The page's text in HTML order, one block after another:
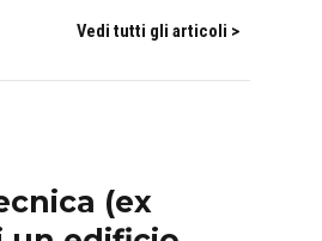
Vedi tutti gli articoli >
(ex